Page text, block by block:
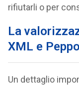
rifiutarli o per
La
XML e Peppol
Un dettaglio